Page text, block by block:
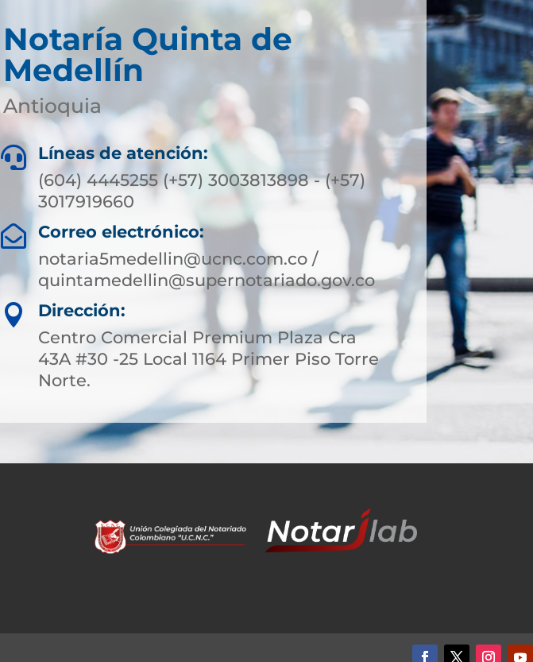
Notaría Quinta de
Medellín
Antioquia

Líneas de atención:
(604) 4445255 (+57) 3003813898 - (+57)
3017919660

Correo electrónico:
notaria5medellin@ucnc.com.co /
quintamedellin@supernotariado.gov.co

Dirección:
Centro Comercial Premium Plaza Cra
43A #30 -25 Local 1164 Primer Piso Torre
Norte.